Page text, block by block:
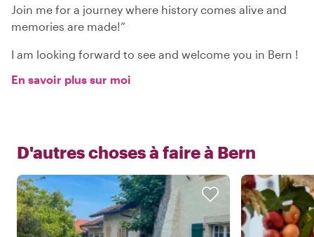
Join me for a journey where history comes alive and
memories are made!”
I am looking forward to see and welcome you in Bern !
En savoir plus sur moi
D'autres choses à faire à Bern